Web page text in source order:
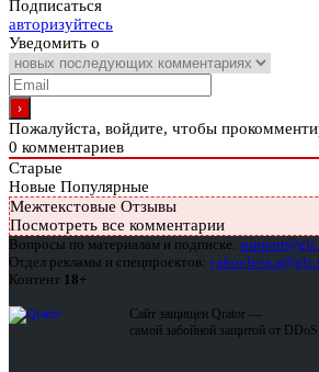
Подписаться
авторизуйтесь
Уведомить о
Пожалуйста, войдите, чтобы
0 комментариев
Старые
Новые Популярные
Межтекстовые Отзывы
Посмотреть все комментарии
Вопросы по материалам и подписке:
Отдел рекламы и спецпроектов:
Контент 18+
Сайт защищен Qrator —
самой забойной защитой от